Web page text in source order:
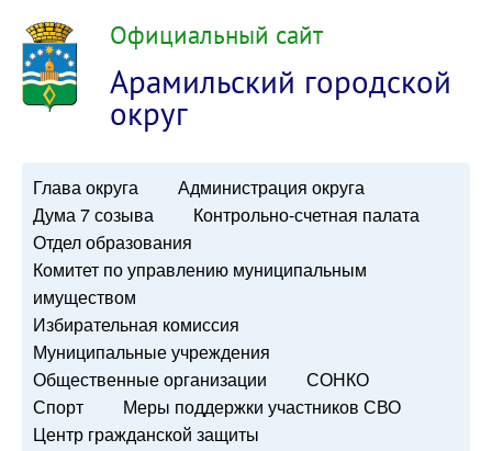
Официальный сайт
Арамильский городской
округ
Глава округа
Администрация округа
Дума 7 созыва
Контрольно-счетная палата
Отдел образования
Комитет по управлению муниципальным
имуществом
Избирательная комиссия
Муниципальные учреждения
Общественные организации
СОНКО
Спорт
Меры поддержки участников СВО
Центр гражданской защиты